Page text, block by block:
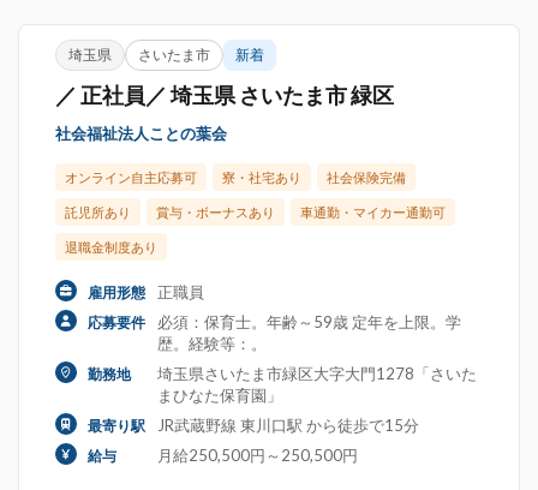
埼玉県 さいたま市 新着
／ 正社員／ 埼玉県 さいたま市 緑区
社会福祉法人ことの葉会
オンライン自主応募可 寮・社宅あり 社会保険完備
託児所あり 賞与・ボーナスあり 車通勤・マイカー通勤可
退職金制度あり
雇用形態 正職員
応募要件
必須：保育士。年齢～59歳 定年を上限。学
歴。経験等：。
勤務地
埼玉県さいたま市緑区大字大門1278「さいた
まひなた保育園」
最寄り駅 JR武蔵野線 東川口駅 から徒歩で15分
給与 月給250,500円～250,500円